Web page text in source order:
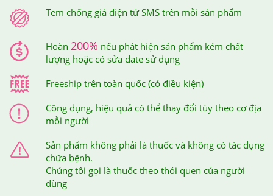
nuôi dưỡng tóc khỏe mạnh, người cần hỗ trợ sức khỏe
Tem chống giả điện tử SMS trên mỗi sản phẩm
Hoàn 200% nếu phát hiện sản phẩm kém chất
lượng hoặc có sửa date sử dụng
Freeship trên toàn quốc (có điều kiện)
Công dụng, hiệu quả có thể thay đổi tùy theo cơ địa
mỗi người
Sản phẩm không phải là thuốc và không có tác dụng
chữa bệnh.
Chúng tôi gọi là thuốc theo thói quen của người
dùng